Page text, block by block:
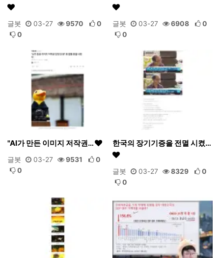
글봇 03-27 9570
0
0
글봇 03-27 6908
0
0
"AI가 만든 이미지 저작권…
글봇 03-27 9531
0
0
한국의 장기기증을 전멸 시켰…
글봇 03-27 8329
0
0